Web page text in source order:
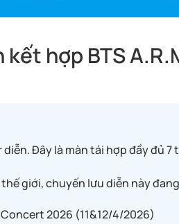
hợp BTS
Đây là màn tái hợp đầy đủ 7
giới, chuyến lưu diễn này
2026 (11&12/4/2026)